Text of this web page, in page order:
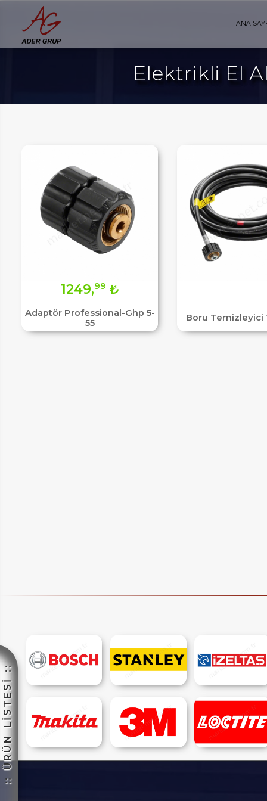
:: ÜRÜN LİSTESİ ::
ANA
Elektrikli El
Adaptör Professional-Ghp 5-
55
1249,99 ₺
Boru Temizleyici